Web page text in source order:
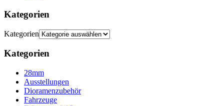
Kategorien
Kategorien
Kategorien
28mm
Ausstellungen
Dioramenzubehör
Fahrzeuge